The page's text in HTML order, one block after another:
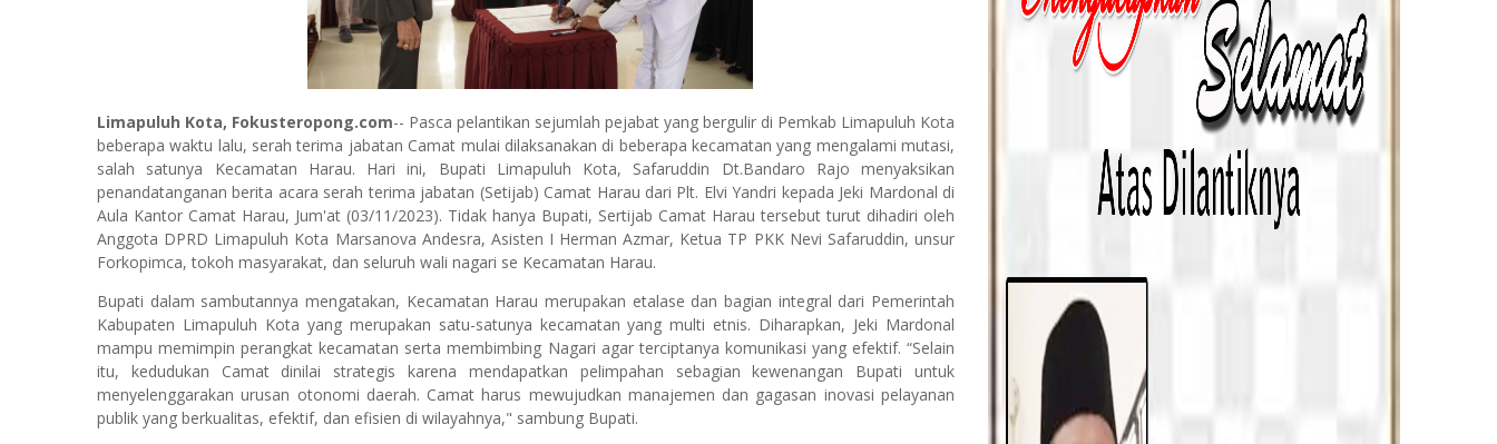
Limapuluh Kota, Fokusteropong.com-- Pasca pelantikan sejumlah pejabat yang bergulir di Pemkab Limapuluh Kota
beberapa waktu lalu, serah terima jabatan Camat mulai dilaksanakan di beberapa kecamatan yang mengalami mutasi,
salah satunya Kecamatan Harau. Hari ini, Bupati Limapuluh Kota, Safaruddin Dt.Bandaro Rajo menyaksikan
penandatanganan berita acara serah terima jabatan (Setijab) Camat Harau dari Plt. Elvi Yandri kepada Jeki Mardonal di
Aula Kantor Camat Harau, Jum'at (03/11/2023). Tidak hanya Bupati, Sertijab Camat Harau tersebut turut dihadiri oleh
Anggota DPRD Limapuluh Kota Marsanova Andesra, Asisten I Herman Azmar, Ketua TP PKK Nevi Safaruddin, unsur
Forkopimca, tokoh masyarakat, dan seluruh wali nagari se Kecamatan Harau.
Bupati dalam sambutannya mengatakan, Kecamatan Harau merupakan etalase dan bagian integral dari Pemerintah
Kabupaten Limapuluh Kota yang merupakan satu-satunya kecamatan yang multi etnis. Diharapkan, Jeki Mardonal
mampu memimpin perangkat kecamatan serta membimbing Nagari agar terciptanya komunikasi yang efektif. “Selain
itu, kedudukan Camat dinilai strategis karena mendapatkan pelimpahan sebagian kewenangan Bupati untuk
menyelenggarakan urusan otonomi daerah. Camat harus mewujudkan manajemen dan gagasan inovasi pelayanan
publik yang berkualitas, efektif, dan efisien di wilayahnya," sambung Bupati.